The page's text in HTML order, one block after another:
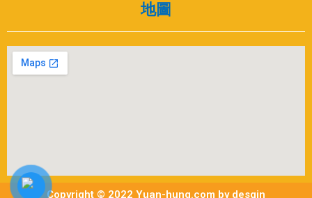
地圖
Copyright © 2022 Yuan-hung.com by desgin